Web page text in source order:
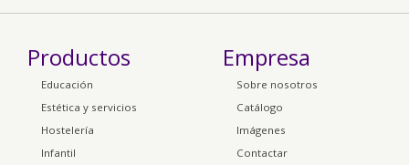
Productos
Educación
Estética y servicios
Hostelería
Infantil
Empresa
Sobre nosotros
Catálogo
Imágenes
Contactar